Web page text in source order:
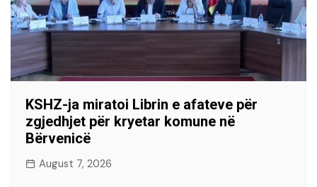
KSHZ-ja miratoi Librin e afateve për
zgjedhjet për kryetar komune në
Bërvenicë
August 7, 2026